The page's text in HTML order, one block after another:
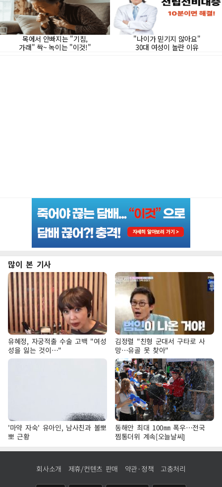
많이 본 기사
유혜정, 자궁적출 수술 고백 "여성
성을 잃는 것이…"
김정렬 "친형 군대서 구타로 사
망…유골 못 찾아"
'마약 자숙' 유아인, 남사친과 볼뽀
뽀 근황
동해안 최대 100㎜ 폭우…전국
찜통더위 계속[오늘날씨]
회사소개 제휴/컨텐츠 판매 약관·정책 고충처리